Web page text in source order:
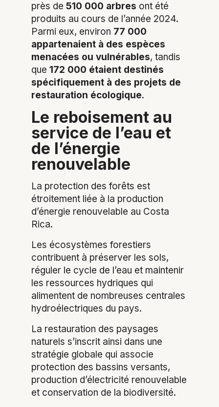
près de 510 000 arbres ont été
produits au cours de l’année 2024.
Parmi eux, environ 77 000
appartenaient à des espèces
menacées ou vulnérables, tandis
que 172 000 étaient destinés
spécifiquement à des projets de
restauration écologique.
Le reboisement au
service de l’eau et
de l’énergie
renouvelable
La protection des forêts est
étroitement liée à la production
d’énergie renouvelable au Costa
Rica.
Les écosystèmes forestiers
contribuent à préserver les sols,
réguler le cycle de l’eau et maintenir
les ressources hydriques qui
alimentent de nombreuses centrales
hydroélectriques du pays.
La restauration des paysages
naturels s’inscrit ainsi dans une
stratégie globale qui associe
protection des bassins versants,
production d’électricité renouvelable
et conservation de la biodiversité.